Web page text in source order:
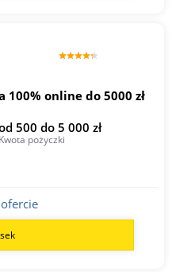
online do 5000 zł
500 do 5 000 zł
Kwota pożyczki